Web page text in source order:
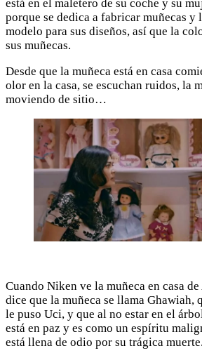
está en el maletero de su coche y su
porque se dedica a fabricar muñecas y
modelo para sus diseños, así que la
sus muñecas.
Desde que la muñeca está en casa
olor en la casa, se escuchan ruidos, la
moviendo de sitio…
Cuando Niken ve la muñeca en casa
dice que la muñeca se llama Ghawiah,
le puso Uci, y que al no estar en el
está en paz y es como un espíritu
está llena de odio por su trágica muerte.